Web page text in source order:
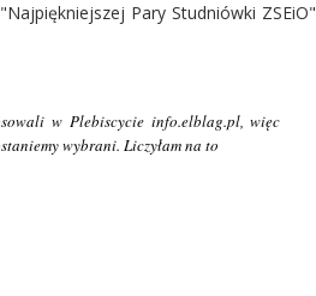
Pary Studniówki ZSEiO"
w Plebiscycie info.elblag.pl, więc
wybrani. Liczyłam na to